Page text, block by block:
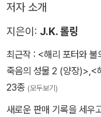
그들의 숨겨진 비밀 그리
까지 점검했다. 《해리 포
론, 그동안 《해리 포터》
도 높은 만족과 감동을 선
직 나이 어린 해리가 또
해리가 뽑히게 된 것인지
곳으로 소환된다. 케드
영혼의 도움으로 그 자리
저자 소개
지은이: J.K. 롤링
최근작 : <해리 포터와
죽음의 성물 2 (양장)>,<
23종 (모두보기)
새로운 판매 기록을 세우